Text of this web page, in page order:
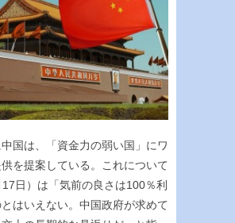
国は、「資金力の弱い国」にワ
を提案している。これについて
日）は「気前の良さは100％利
はいえない。中国政府が求めて